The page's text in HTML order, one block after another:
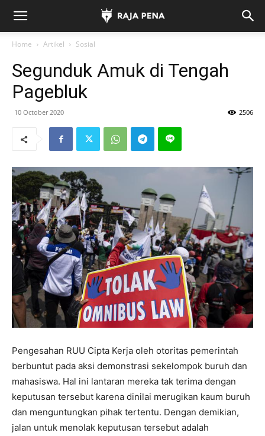
Home Artikel Sosial
Segunduk Amuk di Tengah
Pagebluk
10 October 2020 2506
Pengesahan RUU Cipta Kerja oleh otoritas pemerintah
berbuntut pada aksi demonstrasi sekelompok buruh dan
mahasiswa. Hal ini lantaran mereka tak terima dengan
keputusan tersebut karena dinilai merugikan kaum buruh
dan menguntungkan pihak tertentu. Dengan demikian,
jalan untuk menolak keputusan tersebut adalah